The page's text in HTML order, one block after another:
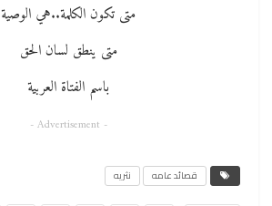
متى تكون الكلمة..هي الوصية
متى ينطق لسان الحق
باسم الفتاة العربية
- Advertisement -
قصائد عامه نثريه